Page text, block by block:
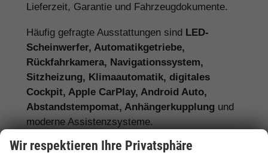
Lieferzeit, Garantie und Fahrzeugdokumente.
Häufig gefragte Ausstattungen sind LED-
Scheinwerfer, Automatikgetriebe,
Rückfahrkamera, Navigationssystem,
Sitzheizung, Klimaautomatik, digitales
Cockpit, Apple CarPlay, Android Auto,
Abstandstempomat, Anhängerkupplung und
moderne Assistenzsysteme.
Wir respektieren Ihre Privatsphäre